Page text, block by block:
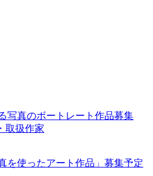
写真のボートレート作品募集
取扱作家
を使ったアート作品」募集予定